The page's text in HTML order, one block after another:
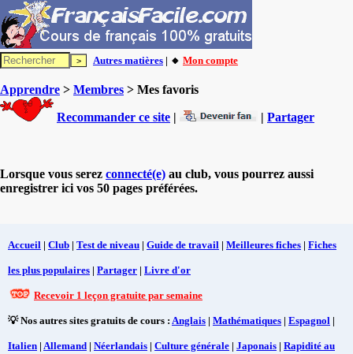
Autres matières | 🔸 Mon compte
Apprendre > Membres > Mes favoris
Recommander ce site | | Partager
Lorsque vous serez connecté(e) au club, vous pourrez aussi
enregistrer ici vos 50 pages préférées.
Accueil | Club | Test de niveau | Guide de travail | Meilleures fiches | Fiches
les plus populaires | Partager | Livre d'or
Recevoir 1 leçon gratuite par semaine
💡 Nos autres sites gratuits de cours : Anglais | Mathématiques | Espagnol |
Italien | Allemand | Néerlandais | Culture générale | Japonais | Rapidité au